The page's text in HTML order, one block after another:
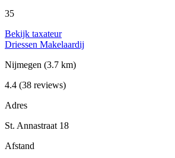
35
Bekijk taxateur
Driessen Makelaardij
Nijmegen (3.7 km)
4.4 (38 reviews)
Adres
St. Annastraat 18
Afstand